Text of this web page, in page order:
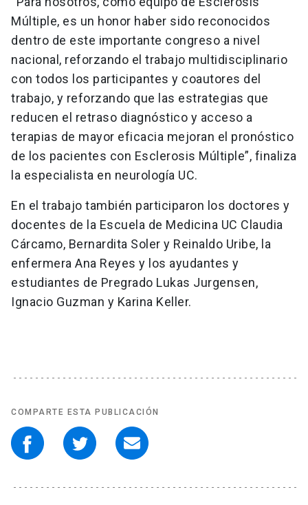
Múltiple, es un honor haber sido reconocidos
dentro de este importante congreso a nivel
nacional, reforzando el trabajo multidisciplinario
con todos los participantes y coautores del
trabajo, y reforzando que las estrategias que
reducen el retraso diagnóstico y acceso a
terapias de mayor eficacia mejoran el pronóstico
de los pacientes con Esclerosis Múltiple”, finaliza
la especialista en neurología UC.
En el trabajo también participaron los doctores y
docentes de la Escuela de Medicina UC Claudia
Cárcamo, Bernardita Soler y Reinaldo Uribe, la
enfermera Ana Reyes y los ayudantes y
estudiantes de Pregrado Lukas Jurgensen,
Ignacio Guzman y Karina Keller.
COMPARTE ESTA PUBLICACIÓN